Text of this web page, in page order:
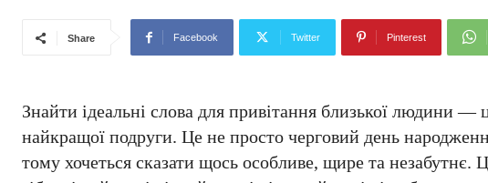
Share Facebook Twitter Pinterest
Знайти ідеальні слова для привітання близької людини
найкращої подруги. Це не просто черговий день
тому хочеться сказати щось особливе, щире та